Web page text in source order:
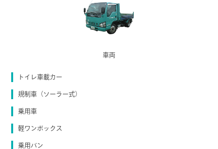
車両
トイレ車載カー
規制車（ソーラー式）
乗用車
軽ワンボックス
乗用バン